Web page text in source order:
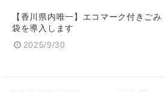
【香川県内唯一】エコマーク付きごみ
袋を導入します
2025/9/30